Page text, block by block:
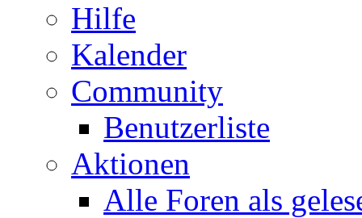
Hilfe
Kalender
Community
Benutzerliste
Aktionen
Alle Foren als